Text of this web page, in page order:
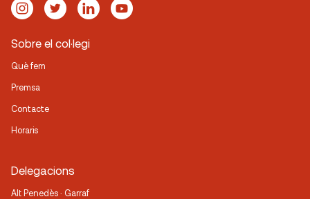
Sobre el col·legi
Què fem
Premsa
Contacte
Horaris
Delegacions
Alt Penedès · Garraf